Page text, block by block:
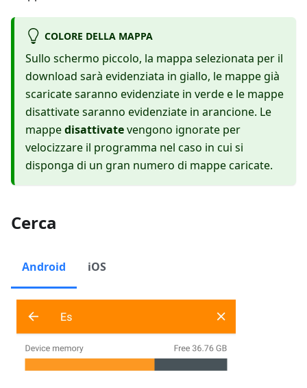
COLORE DELLA MAPPA
Sullo schermo piccolo, la mappa selezionata per il
download sarà evidenziata in giallo, le mappe già
scaricate saranno evidenziate in verde e le mappe
disattivate saranno evidenziate in arancione. Le
mappedisattivatevengono ignorate per
velocizzare il programma nel caso in cui si
disponga di un gran numero di mappe caricate.
Cerca
Android iOS